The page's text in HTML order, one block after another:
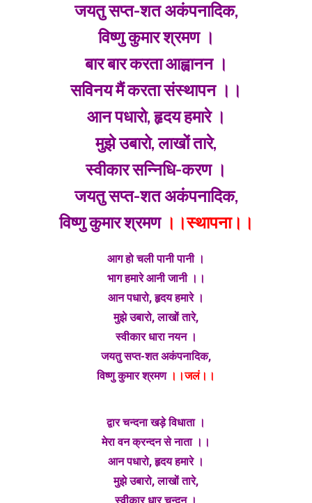
जयतु सप्त-शत अकंपनादिक,
विष्णु कुमार श्रमण ।
बार बार करता आह्वानन ।
सविनय मैं करता संस्थापन ।।
आन पधारो, हृदय हमारे ।
मुझे उबारो, लाखों तारे,
स्वीकार सन्निधि-करण ।
जयतु सप्त-शत अकंपनादिक,
विष्णु कुमार श्रमण ।।स्थापना।।
आग हो चली पानी पानी ।
भाग हमारे आनी जानी ।।
आन पधारो, हृदय हमारे ।
मुझे उबारो, लाखों तारे,
स्वीकार धारा नयन ।
जयतु सप्त-शत अकंपनादिक,
विष्णु कुमार श्रमण।।जलं।।
द्वार चन्दना खड़े विधाता ।
मेरा वन क्रन्दन से नाता ।।
आन पधारो, हृदय हमारे ।
मुझे उबारो, लाखों तारे,
स्वीकार धार चन्दन ।